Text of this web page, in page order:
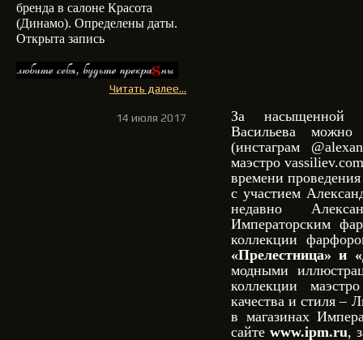
бренда в салоне Красота
(Динамо). Определены даты.
Открыта запись
Читать далее...
14 июля 2017
За насыщенной
Васильева
(инстаграм
маэстро
времени
с участием
недавно
Императорским
коллекции
«Прелестница» и
модными
коллекции
качества и стиля –
в магазинах
сайте www.ipm.ru,